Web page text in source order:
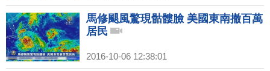
馬修颶風驚現骷髏臉 美國東南撤百萬
居民
2016-10-06 12:38:01